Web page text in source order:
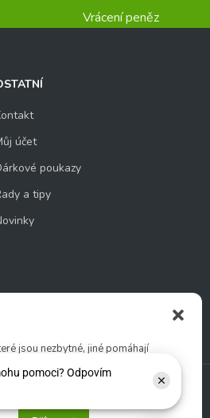
jsou nezbytné, jiné pomáhají
Vrácení peněz
účet
poukazy
a tipy